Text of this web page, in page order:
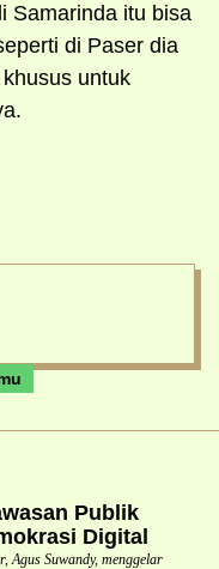
Samarinda itu bisa
di Paser dia
untuk
Publik
Digital
Suwandy, menggelar